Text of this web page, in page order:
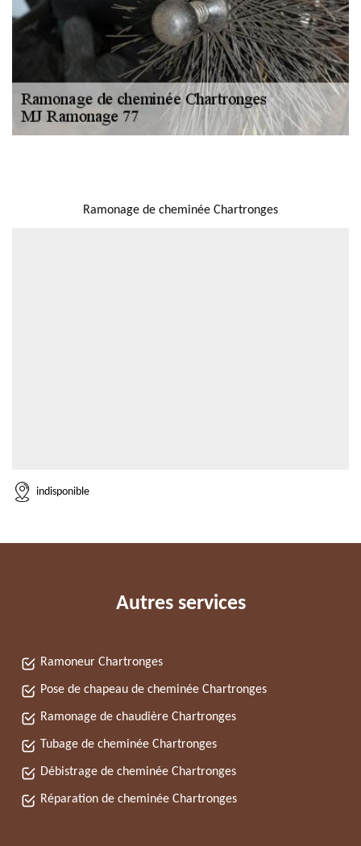
Ramonage de cheminée Chartronges
indisponible
Autres services
Ramoneur Chartronges
Pose de chapeau de cheminée Chartronges
Ramonage de chaudière Chartronges
Tubage de cheminée Chartronges
Débistrage de cheminée Chartronges
Réparation de cheminée Chartronges